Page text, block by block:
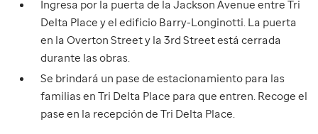
Ingresa por la puerta de la Jackson Avenue entre Tri
Delta Place y el edificio Barry-Longinotti. La puerta
en la Overton Street y la 3rd Street está cerrada
durante las obras.
Se brindará un pase de estacionamiento para las
familias en Tri Delta Place para que entren. Recoge el
pase en la recepción de Tri Delta Place.